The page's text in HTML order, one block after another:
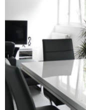
bien idéal !
dont 64,04 €
froide,
individuel gaz